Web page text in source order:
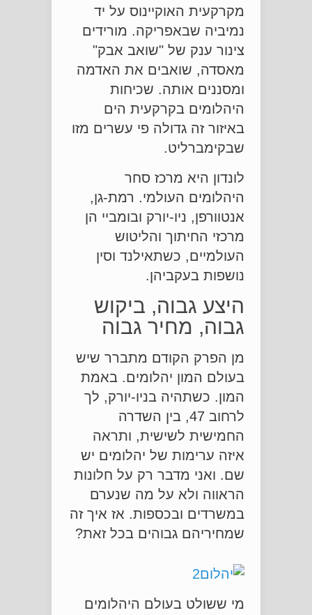
מקרקעית האוקיינוס על יד
נמיביה שבאפריקה. מורידים
צינור ענק של "שואב אבק"
מאסדה, שואבים את האדמה
ומסננים אותה. שכיחות
היהלומים בקרקעית הים
באיזור זה גדולה פי עשרים מזו
שבקימברליט.
לונדון היא מרכז סחר
היהלומים העולמי. רמת-גן,
אנטוורפן, ניו-יורק ובומביי הן
מרכזי החיתוך והליטוש
העולמיים, כשתאילנד וסין
נושפות בעקביהן.
היצע גבוה, ביקוש
גבוה, מחיר גבוה
מן הפרק הקודם מתברר שיש
בעולם המון יהלומים. באמת
המון. כשתהיה בניו-יורק, לך
לרחוב 47, בין השדרה
החמישית לשישית, ותראה
איזה ערימות של יהלומים יש
שם. ואני מדבר רק על חלונות
הראווה ולא על מה שנערם
במשרדים ובכספות. אז איך זה
שמחיריהם גבוהים בכל זאת?
מי ששולט בעולם היהלומים